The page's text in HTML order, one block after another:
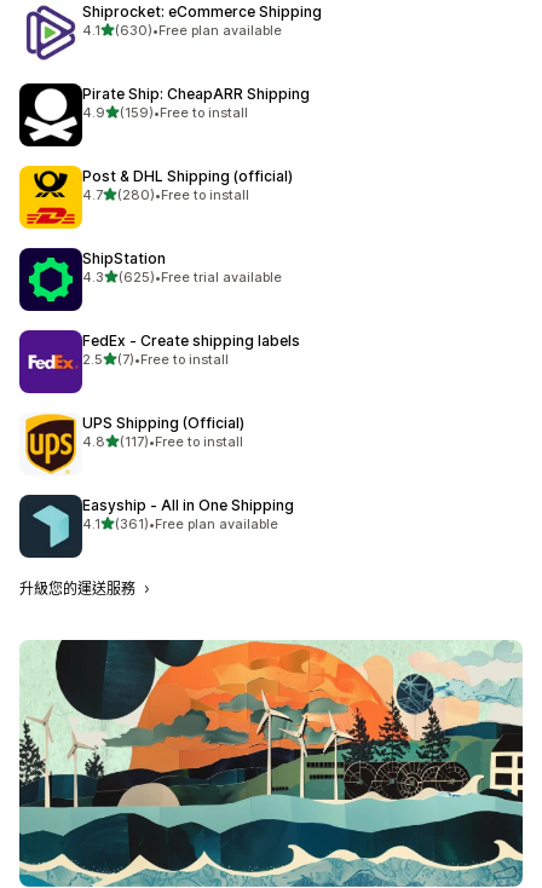
Shiprocket: eCommerce Shipping
4.1滿分 5 顆星
(630)
共有 630 則評價
•Free plan available
Pirate Ship: CheapARR Shipping
4.9滿分 5 顆星
(159)
共有 159 則評價
•Free to install
Post & DHL Shipping (official)
4.7滿分 5 顆星
(280)
共有 280 則評價
•Free to install
ShipStation
4.3滿分 5 顆星
(625)
共有 625 則評價
•Free trial available
FedEx ‑ Create shipping labels
2.5滿分 5 顆星
(7)
共有 7 則評價
•Free to install
UPS Shipping (Official)
4.8滿分 5 顆星
(117)
共有 117 則評價
•Free to install
Easyship ‑ All in One Shipping
4.1滿分 5 顆星
(361)
共有 361 則評價
•Free plan available
升級您的運送服務